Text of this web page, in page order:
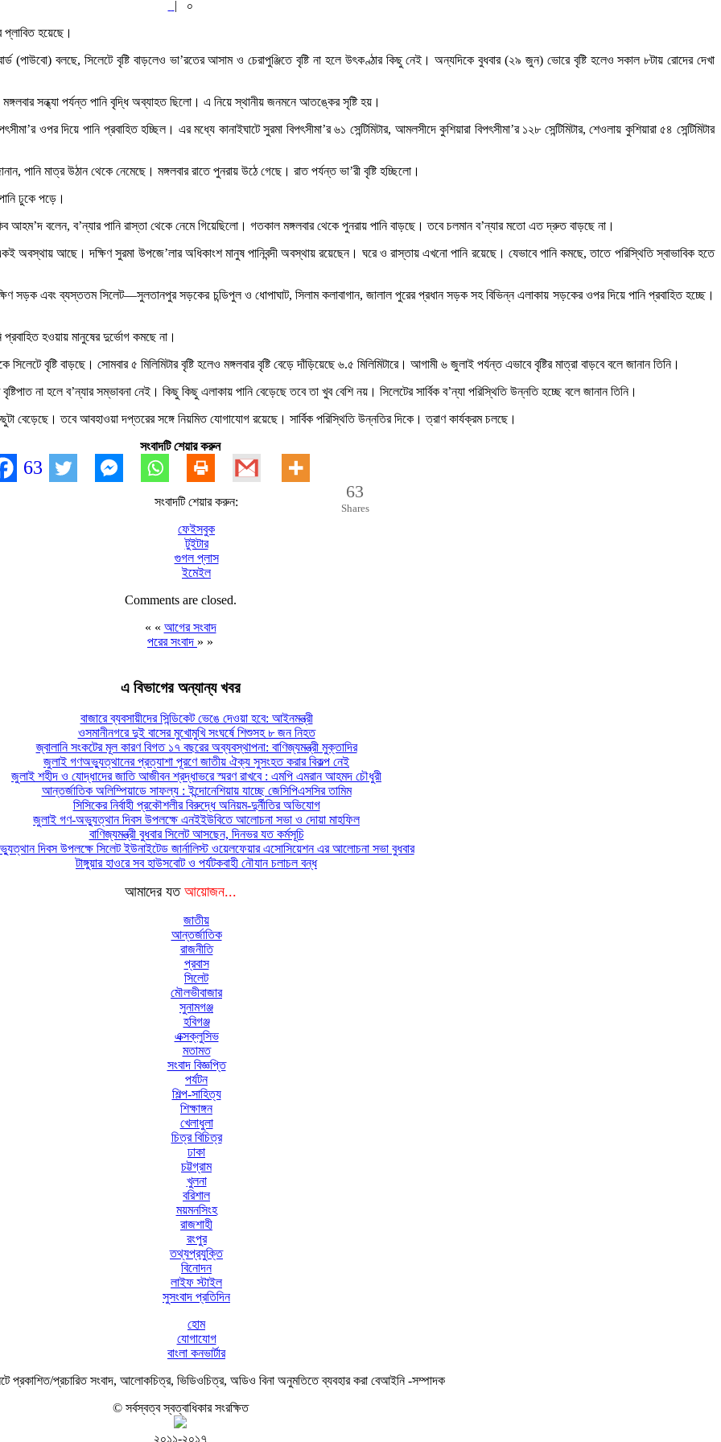
|
০
প্লাবিত হয়েছে।
(পাউবো) বলছে, সিলেটে বৃষ্টি বাড়লেও ভা’রতের আসাম ও চেরাপুঞ্জিতে বৃষ্টি না হলে উৎকণ্ঠার কিছু নেই। অন্যদিকে বুধবার (২৯ জুন) ভোরে বৃষ্টি হলেও সকাল ৮টায় রোদের দেখা
সন্ধ্যা পর্যন্ত পানি বৃদ্ধি অব্যাহত ছিলো। এ নিয়ে স্থানীয় জনমনে আতঙ্কের সৃষ্টি হয়।
ওপর দিয়ে পানি প্রবাহিত হচ্ছিল। এর মধ্যে কানাইঘাটে সুরমা বিপৎসীমা’র ৬১ সেন্টিমিটার, আমলসীদে কুশিয়ারা বিপৎসীমা’র ১২৮ সেন্টিমিটার, শেওলায় কুশিয়ারা ৫৪ সেন্টিমিটার
পানি মাত্র উঠান থেকে নেমেছে। মঙ্গলবার রাতে পুনরায় উঠে গেছে। রাত পর্যন্ত ভা’রী বৃষ্টি হচ্ছিলো।
পানি ঢুকে পড়ে।
আহম’দ বলেন, ব’ন্যার পানি রাস্তা থেকে নেমে গিয়েছিলো। গতকাল মঙ্গলবার থেকে পুনরায় পানি বাড়ছে। তবে চলমান ব’ন্যার মতো এত দ্রুত বাড়ছে না।
অবস্থায় আছে। দক্ষিণ সুরমা উপজে’লার অধিকাংশ মানুষ পানিবন্দী অবস্থায় রয়েছেন। ঘরে ও রাস্তায় এখনো পানি রয়েছে। যেভাবে পানি কমছে, তাতে পরিস্থিতি স্বাভাবিক হতে
সড়ক এবং ব্যস্ততম সিলেট—সুলতানপুর সড়কের চন্ডিপুল ও ধোপাঘাট, সিলাম কলাবাগান, জালাল পুরের প্রধান সড়ক সহ বিভিন্ন এলাকায় সড়কের ওপর দিয়ে পানি প্রবাহিত হচ্ছে।
প্রবাহিত হওয়ায় মানুষের দুর্ভোগ কমছে না।
বৃষ্টি বাড়ছে। সোমবার ৫ মিলিমিটার বৃষ্টি হলেও মঙ্গলবার বৃষ্টি বেড়ে দাঁড়িয়েছে ৬.৫ মিলিমিটারে। আগামী ৬ জুলাই পর্যন্ত এভাবে বৃষ্টির মাত্রা বাড়বে বলে জানান তিনি।
না হলে ব’ন্যার সম্ভাবনা নেই। কিছু কিছু এলাকায় পানি বেড়েছে তবে তা খুব বেশি নয়। সিলেটের সার্বিক ব’ন্যা পরিস্থিতি উন্নতি হচ্ছে বলে জানান তিনি।
বেড়েছে। তবে আবহাওয়া দপ্তরের সঙ্গে নিয়মিত যোগাযোগ রয়েছে। সার্বিক পরিস্থিতি উন্নতির দিকে। ত্রাণ কার্যক্রম চলছে।
সংবাদটি শেয়ার করুন
63
63
Shares
সংবাদটি শেয়ার করুন:
ফেইসবুক
টুইটার
গুগল প্লাস
ইমেইল
Comments are closed.
« « আগের সংবাদ
পরের সংবাদ » »
এ বিভাগের অন্যান্য খবর
বাজারে ব্যবসায়ীদের সিন্ডিকেট ভেঙে দেওয়া হবে: আইনমন্ত্রী
ওসমানীনগরে দুই বাসের মুখোমুখি সংঘর্ষে শিশুসহ ৮ জন নিহত
জ্বালানি সংকটের মূল কারণ বিগত ১৭ বছরের অব্যবস্থাপনা: বাণিজ্যমন্ত্রী মুক্তাদির
জুলাই গণঅভ্যুত্থানের প্রত্যাশা পূরণে জাতীয় ঐক্য সুসংহত করার বিকল্প নেই
জুলাই শহীদ ও যোদ্ধাদের জাতি আজীবন শ্রদ্ধাভরে স্মরণ রাখবে : এমপি এমরান আহমদ চৌধুরী
আন্তর্জাতিক অলিম্পিয়াডে সাফল্য : ইন্দোনেশিয়ায় যাচ্ছে জেসিপিএসসির তামিম
সিসিকের নির্বাহী প্রকৌশলীর বিরুদ্ধে অনিয়ম-দুর্নীতির অভিযোগ
জুলাই গণ-অভ্যুত্থান দিবস উপলক্ষে এনইইউবিতে আলোচনা সভা ও দোয়া মাহফিল
বাণিজ্যমন্ত্রী বুধবার সিলেট আসছেন, দিনভর যত কর্মসূচি
দিবস উপলক্ষে সিলেট ইউনাইটেড জার্নালিস্ট ওয়েলফেয়ার এসোসিয়েশন এর আলোচনা সভা বুধবার
টাঙ্গুয়ার হাওরে সব হাউসবোট ও পর্যটকবাহী নৌযান চলাচল বন্ধ
আমাদের যত আয়োজন...
জাতীয়
আন্তর্জাতিক
রাজনীতি
প্রবাস
সিলেট
মৌলভীবাজার
সুনামগঞ্জ
হবিগঞ্জ
এক্সক্লুসিভ
মতামত
সংবাদ বিজ্ঞপ্তি
পর্যটন
শিল্প-সাহিত্য
শিক্ষাঙ্গন
খেলাধুলা
চিত্র বিচিত্র
ঢাকা
চট্টগ্রাম
খুলনা
বরিশাল
ময়মনসিংহ
রাজশাহী
রংপুর
তথ্যপ্রযুক্তি
বিনোদন
লাইফ স্টাইল
সুসংবাদ প্রতিদিন
হোম
যোগাযোগ
বাংলা কনভার্টার
প্রকাশিত/প্রচারিত সংবাদ, আলোকচিত্র, ভিডিওচিত্র, অডিও বিনা অনুমতিতে ব্যবহার করা বেআইনি -সম্পাদক
© সর্বস্বত্ব স্বত্বাধিকার সংরক্ষিত
২০১১-২০১৭